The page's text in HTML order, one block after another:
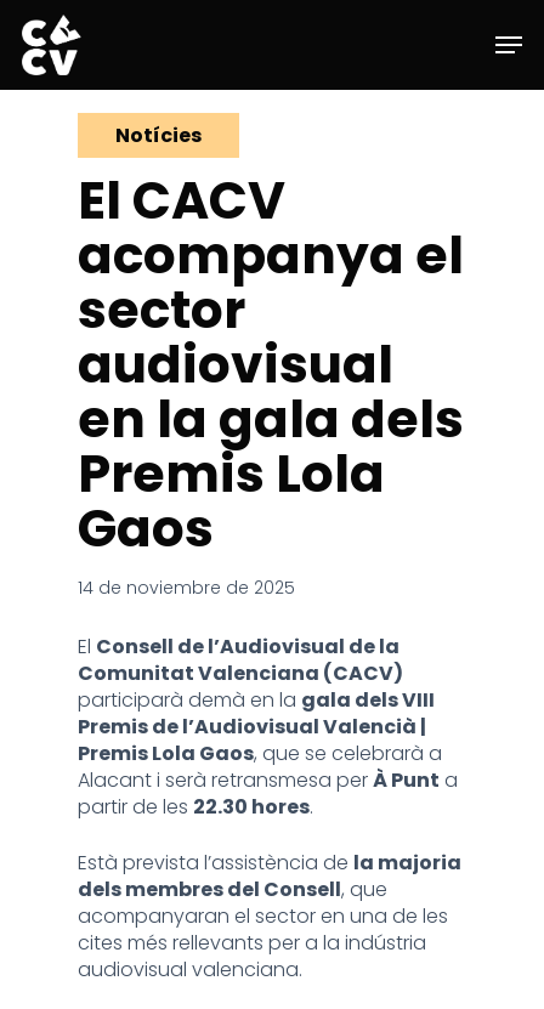
main
content
Notícies
El CACV
acompanya el
sector
audiovisual
en la gala dels
Premis Lola
Gaos
14 de noviembre de 2025
El Consell de l’Audiovisual de la
Comunitat Valenciana (CACV)
participarà demà en la gala dels VIII
Premis de l’Audiovisual Valencià |
Premis Lola Gaos, que se celebrarà a
Alacant i serà retransmesa perÀ Punt a
partir de les 22.30 hores.
Està prevista l’assistència de la majoria
dels membres del Consell, que
acompanyaran el sector en una de les
cites més rellevants per a la indústria
audiovisual valenciana.